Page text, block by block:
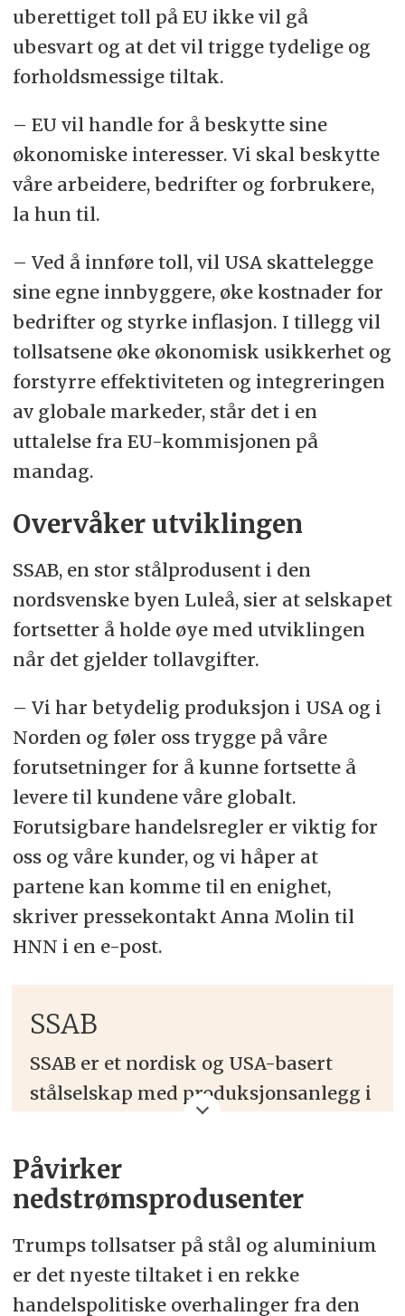
uberettiget toll på EU ikke vil gå
ubesvart og at det vil trigge tydelige og
forholdsmessige tiltak.
– EU vil handle for å beskytte sine
økonomiske interesser. Vi skal beskytte
våre arbeidere, bedrifter og forbrukere,
la hun til.
– Ved å innføre toll, vil USA skattelegge
sine egne innbyggere, øke kostnader for
bedrifter og styrke inflasjon. I tillegg vil
tollsatsene øke økonomisk usikkerhet og
forstyrre effektiviteten og integreringen
av globale markeder, står det i en
uttalelse fra EU-kommisjonen på
mandag.
Overvåker utviklingen
SSAB, en stor stålprodusent i den
nordsvenske byen Luleå, sier at selskapet
fortsetter å holde øye med utviklingen
når det gjelder tollavgifter.
– Vi har betydelig produksjon i USA og i
Norden og føler oss trygge på våre
forutsetninger for å kunne fortsette å
levere til kundene våre globalt.
Forutsigbare handelsregler er viktig for
oss og våre kunder, og vi håper at
partene kan komme til en enighet,
skriver pressekontakt Anna Molin til
HNN i en e-post.
SSAB
SSAB er et nordisk og USA-basert
stålselskap med produksjonsanlegg i
– SSAB er godt posisjonert i sine
hjemmemarkeder, Norden og Nord-
Amerika, med produksjon nær
kundene, skriver selskapet.
Påvirker
nedstrømsprodusenter
Trumps tollsatser på stål og aluminium
er det nyeste tiltaket i en rekke
handelspolitiske overhalinger fra den